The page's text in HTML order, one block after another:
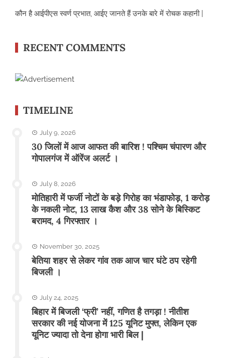
कौन है आईपीएस स्वर्ण प्रभात, आईए जानते हैं उनके बारे में रोचक कहानी |
RECENT COMMENTS
TIMELINE
July 9, 2026
30 जिलों में आज आफत की बारिश ! पश्चिम चंपारण और
गोपालगंज में ऑरेंज अलर्ट ।
July 8, 2026
मोतिहारी में फर्जी नोटों के बड़े गिरोह का भंडाफोड़, 1 करोड़
के नकली नोट, 13 लाख कैश और 38 सोने के बिस्किट
बरामद, 4 गिरफ्तार ।
November 30, 2025
बेतिया शहर से लेकर गांव तक आज चार घंटे ठप रहेगी
बिजली ।
July 24, 2025
बिहार में बिजली ‘फ्री’ नहीं, गणित है तगड़ा ! नीतीश
सरकार की नई योजना में 125 यूनिट मुफ्त, लेकिन एक
यूनिट ज्यादा तो देना होगा भारी बिल |